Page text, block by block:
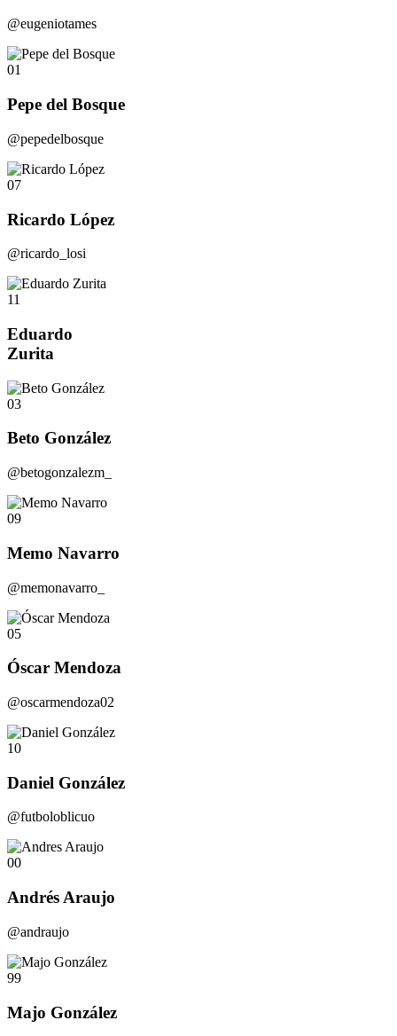
@eugeniotames
01
Pepe del Bosque
@pepedelbosque
07
Ricardo López
@ricardo_losi
11
Eduardo
Zurita
03
Beto González
@betogonzalezm_
09
Memo Navarro
@memonavarro_
05
Óscar Mendoza
@oscarmendoza02
10
Daniel González
@futboloblicuo
00
Andrés Araujo
@andraujo
99
Majo González